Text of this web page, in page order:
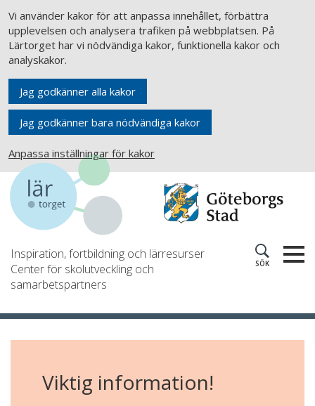
Vi använder kakor för att anpassa innehållet, förbättra
upplevelsen och analysera trafiken på webbplatsen. På
Lärtorget har vi nödvändiga kakor, funktionella kakor och
analyskakor.
Jag godkänner alla kakor
Jag godkänner bara nödvändiga kakor
Anpassa inställningar för kakor
Inspiration, fortbildning och lärresurser
Center för skolutveckling och
samarbetspartners
SÖK
Viktig information!